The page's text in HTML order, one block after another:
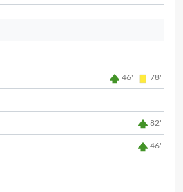
46' 78'
82'
46'